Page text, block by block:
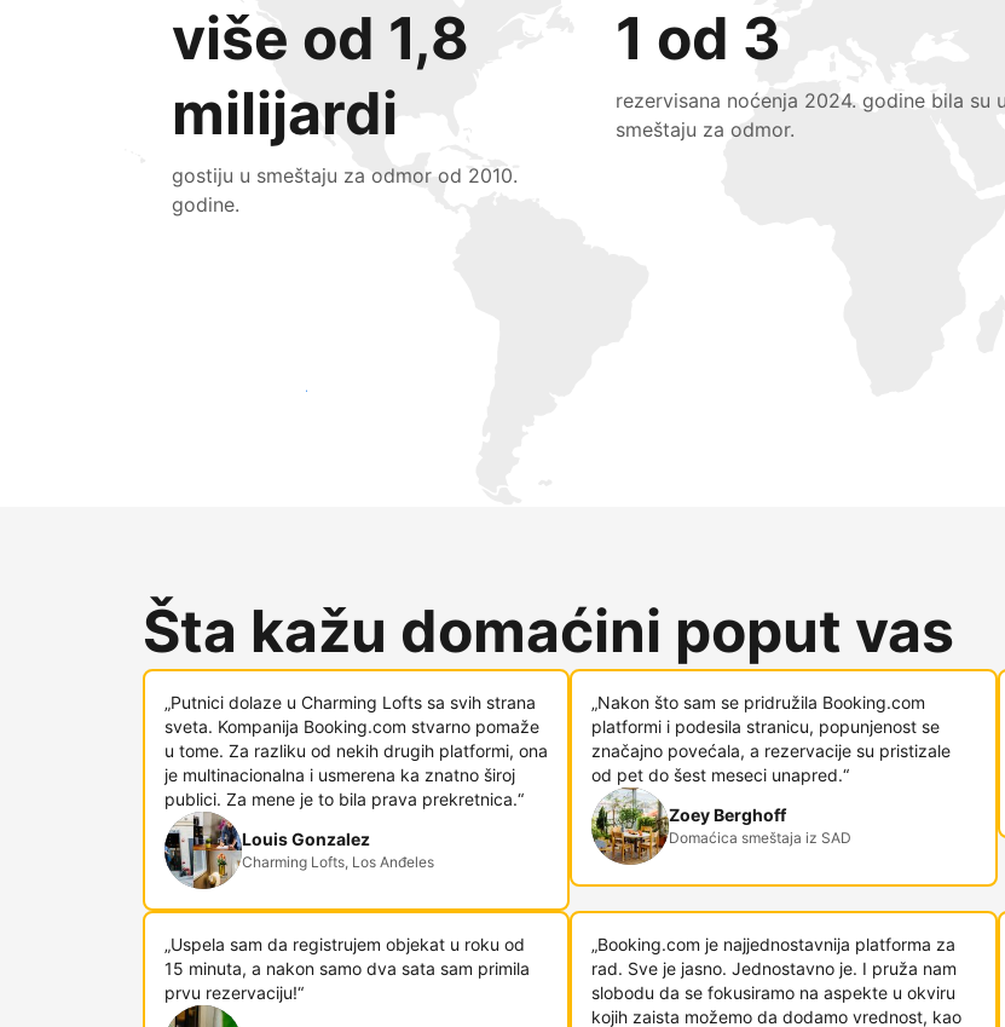
više od 1,8
milijardi
gostiju u smeštaju za odmor od 2010.
godine.
1 od 3
rezervisana noćenja 2024. godine bila su u
smeštaju za odmor.
Privucite nove goste već danas
Šta kažu domaćini poput vas
„Putnici dolaze u Charming Lofts sa svih strana
sveta. Kompanija Booking.com stvarno pomaže
u tome. Za razliku od nekih drugih platformi, ona
je multinacionalna i usmerena ka znatno široj
publici. Za mene je to bila prava prekretnica.“
Louis Gonzalez
Charming Lofts, Los Anđeles
„Nakon što sam se pridružila Booking.com
platformi i podesila stranicu, popunjenost se
značajno povećala, a rezervacije su pristizale
od pet do šest meseci unapred.“
Zoey Berghoff
Domaćica smeštaja iz SAD
„Uspela sam da registrujem objekat u roku od
15 minuta, a nakon samo dva sata sam primila
prvu rezervaciju!“
„Booking.com je najjednostavnija platforma za
rad. Sve je jasno. Jednostavno je. I pruža nam
slobodu da se fokusiramo na aspekte u okviru
kojih zaista možemo da dodamo vrednost, kao